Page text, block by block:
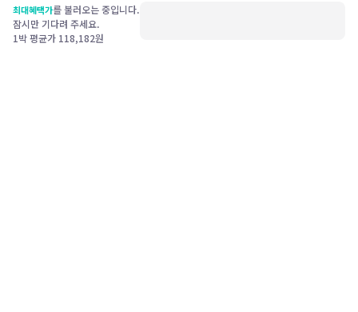
최대혜택가를 불러오는 중입니다.
잠시만 기다려 주세요.
1박 평균가 118,182원